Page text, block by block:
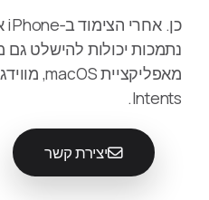
Intents.
יצירת קשר